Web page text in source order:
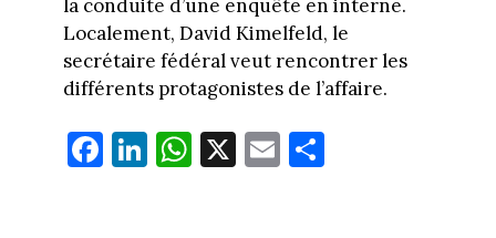
la conduite d’une enquête en interne.
Localement, David Kimelfeld, le
secrétaire fédéral veut rencontrer les
différents protagonistes de l’affaire.
Fa
ce
Li
nk
W
ha
X E
m
Pa
rt